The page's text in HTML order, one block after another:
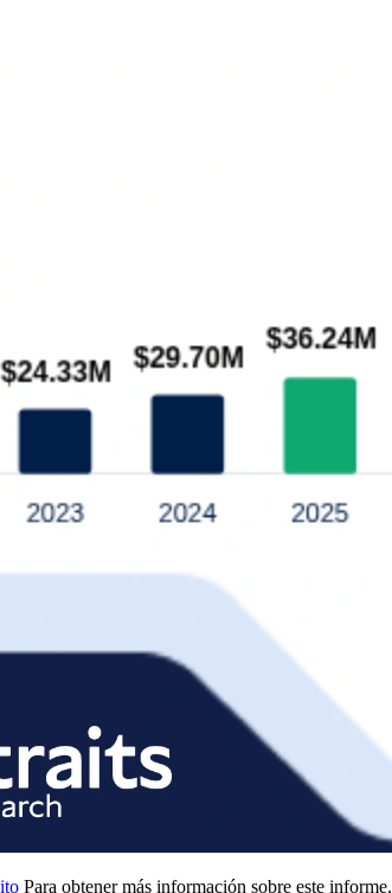
Para obtener más información sobre este informe,